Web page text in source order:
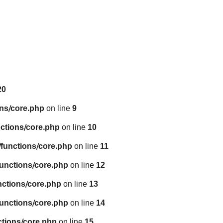
core.php on line 9
core.php on line 10
core.php on line 11
core.php on line 12
core.php on line 13
core.php on line 14